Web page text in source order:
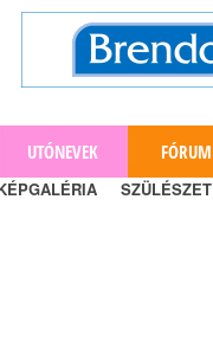
UTÓNEVEK FÓRUM
SZÜLÉSZET